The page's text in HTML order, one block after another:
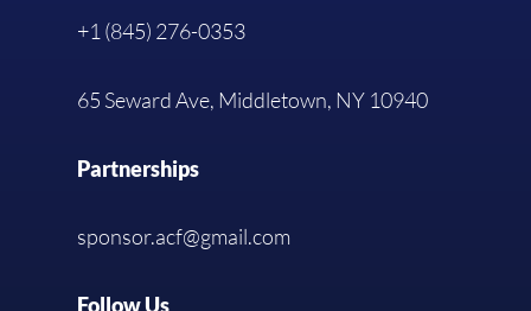
+1 (845) 276-0353
65 Seward Ave, Middletown, NY 10940
Partnerships
sponsor.acf@gmail.com
Follow Us